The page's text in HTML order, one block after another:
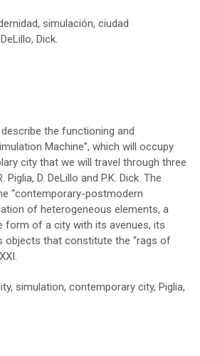
simulación, ciudad
Dick.
the functioning and
Machine”, which will occupy
city that we will travel through three
D. DeLillo and P.K. Dick. The
“contemporary-postmodern
of heterogeneous elements, a
form of a city with its avenues, its
objects that constitute the “rags of
simulation, contemporary city, Piglia,